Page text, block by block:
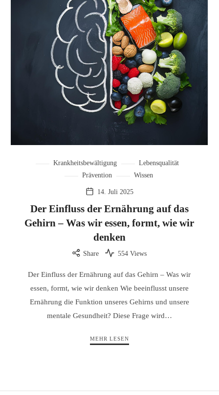
Krankheitsbewältigung
Lebensqualität
Prävention
Wissen
14. Juli 2025
Der Einfluss der Ernährung auf das
Gehirn – Was wir essen, formt, wie wir
denken
Share 554 Views
Der Einfluss der Ernährung auf das Gehirn – Was wir
essen, formt, wie wir denken Wie beeinflusst unsere
Ernährung die Funktion unseres Gehirns und unsere
mentale Gesundheit? Diese Frage wird…
MEHR LESEN